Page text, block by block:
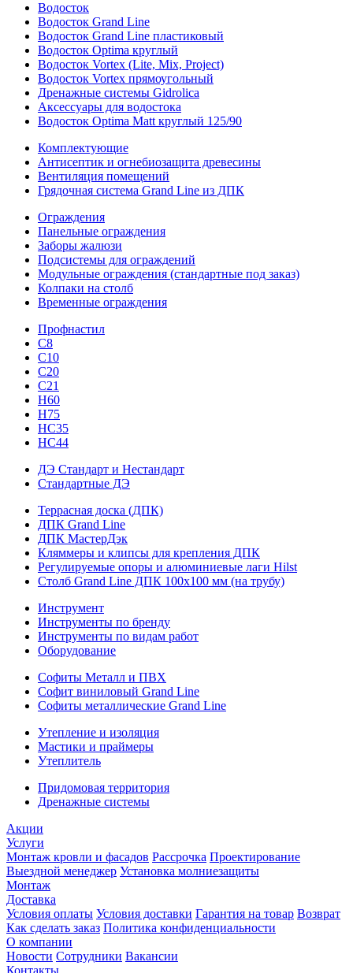
Водосток
Водосток Grand Line
Водосток Grand Line пластиковый
Водосток Optima круглый
Водосток Vortex (Lite, Mix, Project)
Водосток Vortex прямоугольный
Дренажные системы Gidrolica
Аксессуары для водостока
Водосток Optima Matt круглый 125/90
Комплектующие
Антисептик и огнебиозащита древесины
Вентиляция помещений
Грядочная система Grand Line из ДПК
Ограждения
Панельные ограждения
Заборы жалюзи
Подсистемы для ограждений
Модульные ограждения (стандартные под заказ)
Колпаки на столб
Временные ограждения
Профнастил
С8
С10
С20
С21
H60
H75
HС35
НС44
ДЭ Стандарт и Нестандарт
Стандартные ДЭ
Террасная доска (ДПК)
ДПК Grand Line
ДПК МастерДэк
Кляммеры и клипсы для крепления ДПК
Регулируемые опоры и алюминиевые лаги Hilst
Столб Grand Line ДПК 100х100 мм (на трубу)
Инструмент
Инструменты по бренду
Инструменты по видам работ
Оборудование
Софиты Металл и ПВХ
Софит виниловый Grand Line
Софиты металлические Grand Line
Утепление и изоляция
Мастики и праймеры
Утеплитель
Придомовая территория
Дренажные системы
Акции
Услуги
Монтаж кровли и фасадов Рассрочка Проектирование
Выездной менеджер Установка молниезащиты
Монтаж
Доставка
Условия оплаты Условия доставки Гарантия на товар Возврат
Как сделать заказ Политика конфиденциальности
О компании
Новости Сотрудники Вакансии
Контакты